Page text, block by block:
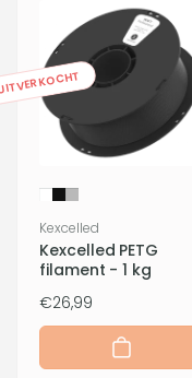
Verkoper:
Kexcelled
Kexcelled PETG
filament - 1 kg
Normale
prijs
€26,99